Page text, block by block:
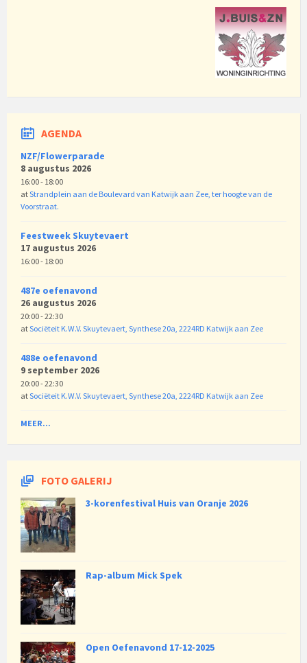
AGENDA
NZF/Flowerparade
8 augustus 2026
16:00 - 18:00
atStrandplein aan de Boulevard van Katwijk aan Zee, ter hoogte van de
Voorstraat.
Feestweek Skuytevaert
17 augustus 2026
16:00 - 18:00
487e oefenavond
26 augustus 2026
20:00 - 22:30
atSociëteit K.W.V. Skuytevaert, Synthese 20a, 2224RD Katwijk aan Zee
488e oefenavond
9 september 2026
20:00 - 22:30
atSociëteit K.W.V. Skuytevaert, Synthese 20a, 2224RD Katwijk aan Zee
MEER...
FOTO GALERIJ
3-korenfestival Huis van Oranje 2026
Rap-album Mick Spek
Open Oefenavond 17-12-2025